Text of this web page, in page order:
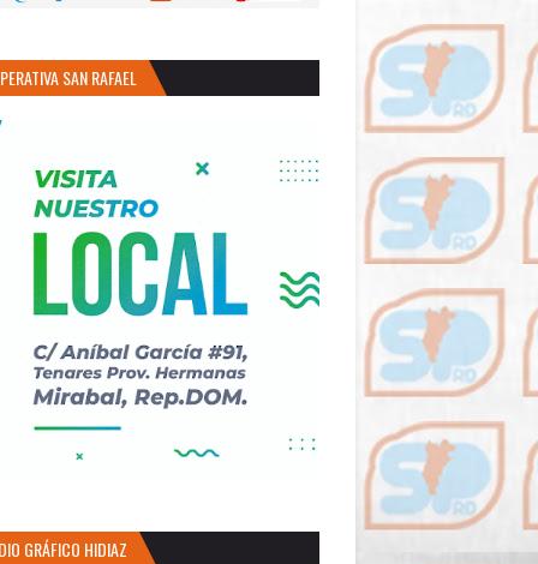
SAN RAFAEL
GRÁFICO HIDIAZ